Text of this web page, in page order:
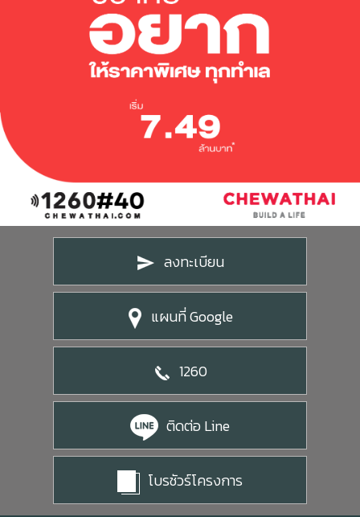
ลักษณะการประกอบธุรกิจ
โครงสร้างกลุ่มบริษัท
ประวัติความเป็นมาของบริษัท
วิสัยทัศน์และพันธกิจ
โครงสร้างองค์กร
คณะกรรมการบริษัท
คณะกรรมการบริหาร
คณะกรรมการสรรหาและพิจารณาค่าตอบแทน
Promotion
Activity
Privilege
Info
ดูข่าวทั้งหมด
ข่าวประชาสัมพันธ์
ข่าวกิจกรรม
ดูโปรโมชั่นทั้งหมด
โฮมออฟฟิศ
รับซื้อที่ดิน
ติดต่อเรา
ความรับผิดชอบต่อสังคม
ลงทะเบียน
แผนที่ Google
1260
ติดต่อ Line
โบรชัวร์โครงการ